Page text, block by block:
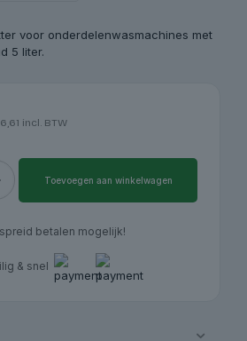
voor onderdelenwasmachines met
5 liter.
incl. BTW
Toevoegen aan winkelwagen
betalen mogelijk!
& snel